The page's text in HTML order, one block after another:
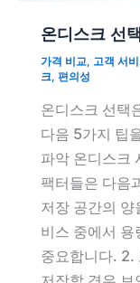
온디스크 선
가격 비교, 고객 서
크, 편의성
온디스크 선택
다음 5가지 팁
파악 온디스크
팩터들은 다음
저장 공간의 양
비스 중에서 용
중요합니다. 2.